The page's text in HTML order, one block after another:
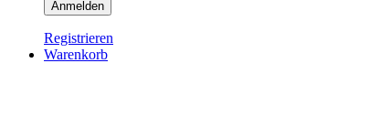
Registrieren
Warenkorb